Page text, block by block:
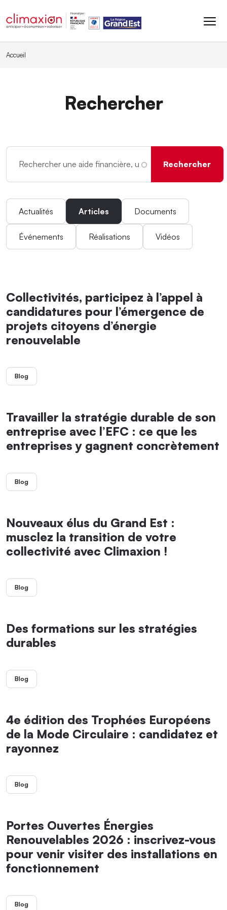
Accueil
Rechercher
Actualités Articles Documents
Événements Réalisations Vidéos
Collectivités, participez à l’appel à
candidatures pour l’émergence de
projets citoyens d’énergie
renouvelable
Blog
Travailler la stratégie durable de son
entreprise avec l’EFC : ce que les
entreprises y gagnent concrètement
Blog
Nouveaux élus du Grand Est :
musclez la transition de votre
collectivité avec Climaxion !
Blog
Des formations sur les stratégies
durables
Blog
4e édition des Trophées Européens
de la Mode Circulaire : candidatez et
rayonnez
Blog
Portes Ouvertes Énergies
Renouvelables 2026 : inscrivez-vous
pour venir visiter des installations en
fonctionnement
Blog